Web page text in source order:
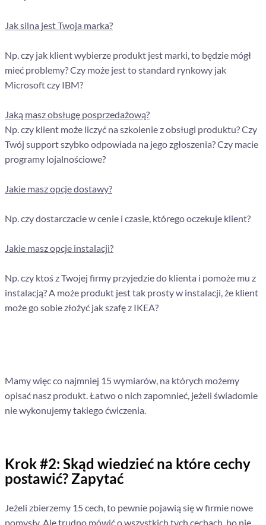
Jak silna jest Twoja marka?
Np. czy jak klient wybierze produkt jest marki, to będzie mógł
mieć problemy? Czy może jest to standard rynkowy jak
Microsoft czy IBM?
Jaką masz obsługę posprzedażową?
Np. czy klient może liczyć na szkolenie z obsługi produktu? Czy
Twój support szybko odpowiada na jego zgłoszenia? Czy macie
programy lojalnościowe?
Jakie masz opcje dostawy?
Np. czy dostarczacie w cenie i czasie, którego oczekuje klient?
Jakie masz opcje instalacji?
Np. czy ktoś z Twojej firmy przyjedzie do klienta i pomoże mu z
instalacją? A może produkt jest tak prosty w instalacji, że klient
może go sobie złożyć jak szafę z IKEA?
Mamy więc co najmniej 15 wymiarów, na których możemy
opisać nasz produkt. Łatwo o nich zapomnieć, jeżeli świadomie
nie wykonujemy takiego ćwiczenia.
Krok #2: Skąd wiedzieć na które cechy
postawić? Zapytać
Jeżeli zbierzemy 15 cech, to pewnie pojawią się w firmie nowe
pomysły. Ale trudno mówić o wszystkich tych cechach, bo nie